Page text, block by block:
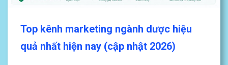
Top kênh marketing ngành dược hiệu
quả nhất hiện nay (cập nhật 2026)